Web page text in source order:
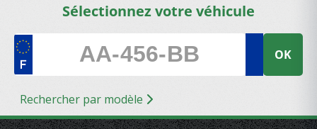
Sélectionnez votre véhicule
OK
Rechercher par modèle